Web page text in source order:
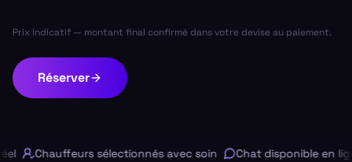
Prix indicatif — montant final confirmé dans votre devise au paiement.
Réserver
Chauffeurs sélectionnés avec soin Chat disponible en